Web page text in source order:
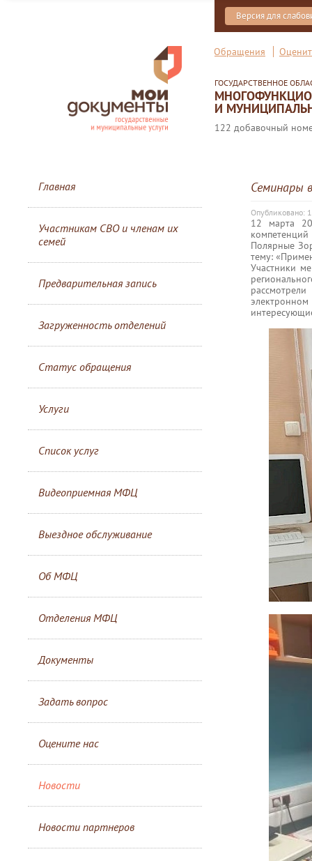
Версия для
Обращения
ГОСУДАРСТВЕННОЕ
И
122 добавочный
Главная
Участникам СВО и членам их
семей
Предварительная запись
Загруженность отделений
Статус обращения
Услуги
Список услуг
Видеоприемная МФЦ
Выездное обслуживание
Об МФЦ
Отделения МФЦ
Документы
Задать вопрос
Оцените нас
Новости
Новости партнеров
Семинары
Опубликовано:
12 марта
Полярные
тему:
Участники
электронном